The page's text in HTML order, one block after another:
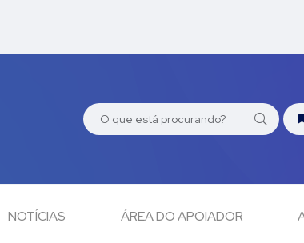
NOTÍCIAS ÁREA DO APOIADOR